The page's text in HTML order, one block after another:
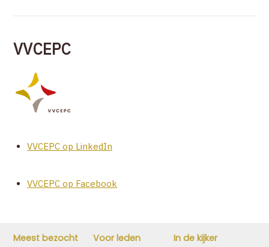
VVCEPC
VVCEPC op LinkedIn
VVCEPC op Facebook
Meest bezocht Voor leden In de kijker